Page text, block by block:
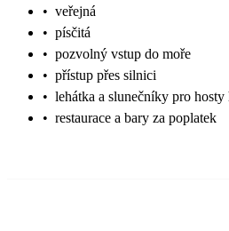
• veřejná
• písčitá
• pozvolný vstup do moře
• přístup přes silnici
• lehátka a slunečníky pro hosty
• restaurace a bary za poplatek